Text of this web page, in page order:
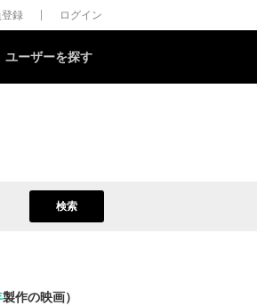
録 ログイン
ユーザーを探す
検索
製作の映画）